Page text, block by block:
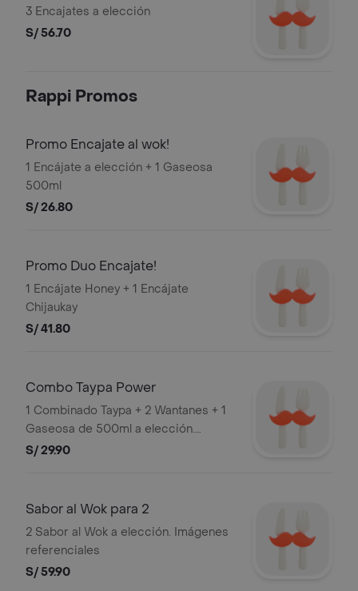
3 Encajates a elección
S/ 56.70
Rappi Promos
Promo Encajate al wok!
1 Encájate a elección + 1 Gaseosa
500ml
S/ 26.80
Promo Duo Encajate!
1 Encájate Honey + 1 Encájate
Chijaukay
S/ 41.80
Combo Taypa Power
1 Combinado Taypa + 2 Wantanes + 1
Gaseosa de 500ml a elección.
Imágenes Referenciales
S/ 29.90
Sabor al Wok para 2
2 Sabor al Wok a elección. Imágenes
referenciales
S/ 59.90